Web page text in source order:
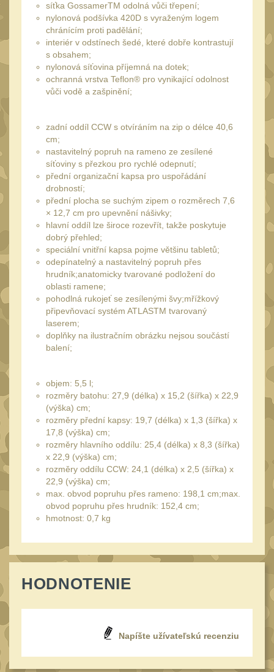
Pouzdra a kapsy na
suchý zip
Stehenní pouzdra29
Pouzdra na svítilny2
Puzdrá na mapy24
Peněženky
Doplňky378
Ramenní popruhy a
vycpávky10
Karabiny a přezky75
Kroužky, šňůrky,
koncovky
Nášivky 105
Samonavíjecí držáky
Zámky
Nepromokavý potahy a
vaky
18
Taktická pera5
Láhve 16
Lékárničky 17
Na přežití26
Ostatní 44
MONTÁŽE PRO OPTIKU
Adaptéry a risery
1" Picatinny
1" Dovetail
47
30mm Dovetail14
síťka GossamerTM odolná vůči třepení;
nylonová podšívka 420D s vyraženým logem
chránícím proti padělání;
interiér v odstínech šedé, které dobře kontrastují
s obsahem;
nylonová síťovina příjemná na dotek;
ochranná vrstva Teflon® pro vynikající odolnost
vůči vodě a zašpinění;
zadní oddíl CCW s otvíráním na zip o délce 40,6
cm;
nastavitelný popruh na rameno ze zesílené
síťoviny s přezkou pro rychlé odepnutí;
přední organizační kapsa pro uspořádání
drobností;
přední plocha se suchým zipem o rozměrech 7,6
× 12,7 cm pro upevnění nášivky;
hlavní oddíl lze široce rozevřít, takže poskytuje
dobrý přehled;
speciální vnitřní kapsa pojme většinu tabletů;
odepínatelný a nastavitelný popruh přes
hrudník;anatomicky tvarované podložení do
oblasti ramene;
pohodlná rukojeť se zesílenými švy;mřížkový
připevňovací systém ATLASTM tvarovaný
laserem;
doplňky na ilustračním obrázku nejsou součástí
balení;
objem: 5,5 l;
rozměry batohu: 27,9 (délka) x 15,2 (šířka) x 22,9
(výška) cm;
rozměry přední kapsy: 19,7 (délka) x 1,3 (šířka) x
17,8 (výška) cm;
rozměry hlavního oddílu: 25,4 (délka) x 8,3 (šířka)
x 22,9 (výška) cm;
rozměry oddílu CCW: 24,1 (délka) x 2,5 (šířka) x
22,9 (výška) cm;
max. obvod popruhu přes rameno: 198,1 cm;max.
obvod popruhu přes hrudník: 152,4 cm;
hmotnost: 0,7 kg
HODNOTENIE
Napíšte užívateľskú recenziu